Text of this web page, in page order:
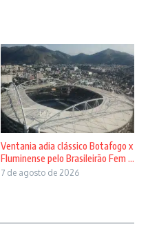
Ventania adia clássico Botafogo x
Fluminense pelo Brasileirão Fem ...
7 de agosto de 2026